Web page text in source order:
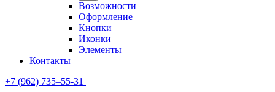
Возможности
Оформление
Кнопки
Иконки
Элементы
Контакты
+7 (962) 735‒55-31